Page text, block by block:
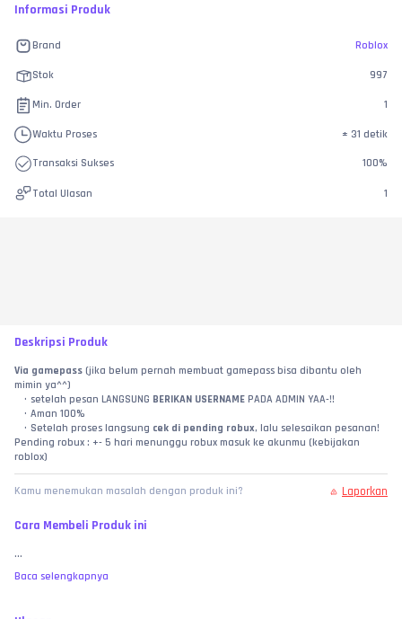
Informasi Produk
Brand Roblox
Stok 997
Min. Order 1
Waktu Proses ± 31 detik
Transaksi Sukses 100%
Total Ulasan 1
Deskripsi Produk
Via gamepass (jika belum pernah membuat gamepass bisa dibantu oleh
mimin ya^^)
setelah pesan LANGSUNG BERIKAN USERNAME PADA ADMIN YAA-!!
Aman 100%
Setelah proses langsung cek di pending robux, lalu selesaikan pesanan!
Pending robux : +- 5 hari menunggu robux masuk ke akunmu (kebijakan
roblox)
Kamu menemukan masalah dengan produk ini? Laporkan
Cara Membeli Produk ini
...
Baca selengkapnya